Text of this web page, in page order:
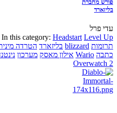
פורש מחברת
בליזארד
עדי פרל
In this category: Headstart Level Up
תרומות blizzard בליזארד הטרדה
כתבה Wario אילון מאסק מערכון
Overwatch 2